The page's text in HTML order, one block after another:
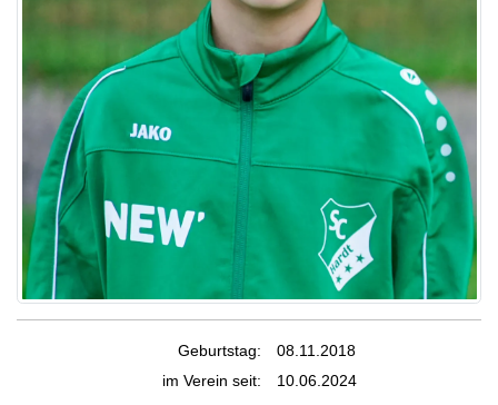
Geburtstag:
08.11.2018
im Verein seit:
10.06.2024